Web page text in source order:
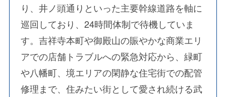
り、井ノ頭通りといった主要幹線道路を軸に
巡回しており、24時間体制で待機していま
す。吉祥寺本町や御殿山の賑やかな商業エリ
アでの店舗トラブルへの緊急対応から、緑町
や八幡町、境エリアの閑静な住宅街での配管
修理まで、住みたい街として愛され続ける武